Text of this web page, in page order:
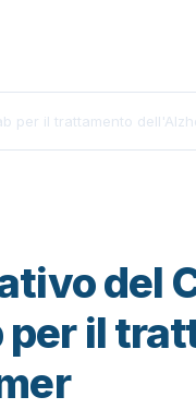
per il trattamento
del
per il